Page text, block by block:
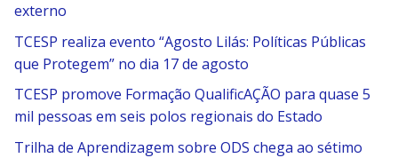
externo
TCESP realiza evento “Agosto Lilás: Políticas Públicas
que Protegem” no dia 17 de agosto
TCESP promove Formação QualificAÇÃO para quase 5
mil pessoas em seis polos regionais do Estado
Trilha de Aprendizagem sobre ODS chega ao sétimo